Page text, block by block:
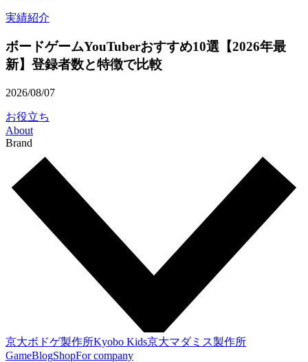
実績紹介
ボードゲームYouTuberおすすめ10選【2026年最
新】登録者数と特徴で比較
2026/08/07
お役立ち
About
Brand
京大ボドゲ製作所Kyobo Kids京大マダミス製作所
GameBlogShopFor company